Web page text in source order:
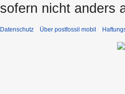
sofern nicht anders
Datenschutz Über postfossil mobil